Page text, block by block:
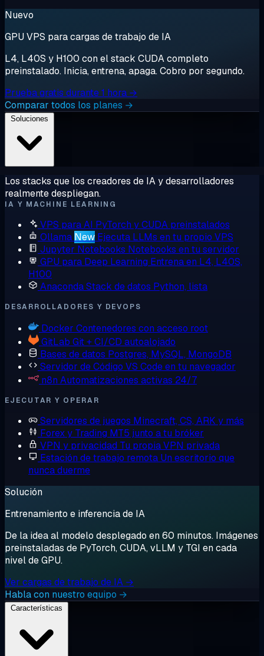
Nuevo
GPU VPS para cargas de trabajo de IA
L4, L40S y H100 con el stack CUDA completo
preinstalado. Inicia, entrena, apaga. Cobro por segundo.
Prueba gratis durante 1 hora →
Comparar todos los planes →
Los stacks que los creadores de IA y desarrolladores
realmente despliegan.
IA Y MACHINE LEARNING
VPS para AI PyTorch y CUDA preinstalados
Ollama New Ejecuta LLMs en tu propio VPS
Jupyter Notebooks Notebooks en tu servidor
GPU para Deep Learning Entrena en L4, L40S,
H100
AnacondaStack de datos Python, lista
DESARROLLADORES Y DEVOPS
Docker Contenedores con acceso root
GitLab Git + CI/CD autoalojado
Bases de datos Postgres, MySQL, MongoDB
Servidor de Código VS Code en tu navegador
n8n Automatizaciones activas 24/7
EJECUTAR Y OPERAR
Servidores de juegos Minecraft, CS, ARK y más
Forex y Trading MT5 junto a tu bróker
VPN y privacidad Tu propia VPN privada
Estación de trabajo remota Un escritorio que
nunca duerme
Solución
Entrenamiento e inferencia de IA
De la idea al modelo desplegado en 60 minutos. Imágenes
preinstaladas de PyTorch, CUDA, vLLM y TGI en cada
nivel de GPU.
Ver cargas de trabajo de IA →
Habla con nuestro equipo →